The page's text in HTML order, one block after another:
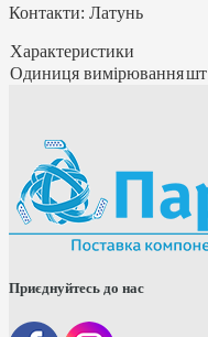
Контакти: Латунь
Характеристики
Одиниця вимірюванняшт
Приєднуйтесь до нас